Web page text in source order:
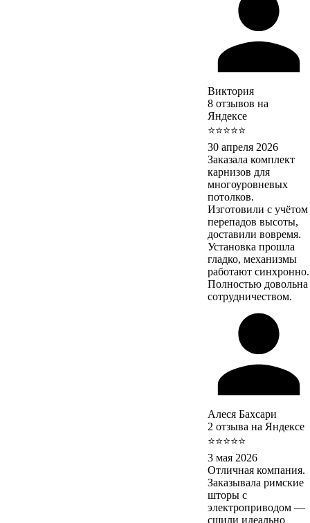
Виктория
8 отзывов на
Яндексе
⭐⭐⭐⭐⭐
30 апреля 2026
Заказала комплект
карнизов для
многоуровневых
потолков.
Изготовили с учётом
перепадов высоты,
доставили вовремя.
Установка прошла
гладко, механизмы
работают синхронно.
Полностью довольна
сотрудничеством.
Алеся Бахсари
2 отзыва на Яндексе
⭐⭐⭐⭐⭐
3 мая 2026
Отличная компания.
Заказывала римские
шторы с
электроприводом —
сшили идеально